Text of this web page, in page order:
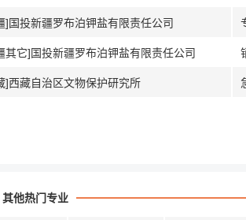
]国投新疆罗布泊钾盐有限责任公司
其它]国投新疆罗布泊钾盐有限责任公司
]西藏自治区文物保护研究所
其他热门专业